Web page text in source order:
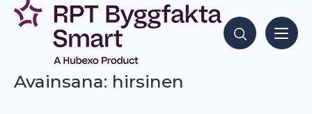
Siirry
sisältöön
Hae sisältöjä
Avainsana: hirsinen